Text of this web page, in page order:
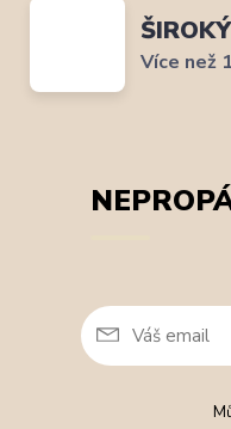
Více než